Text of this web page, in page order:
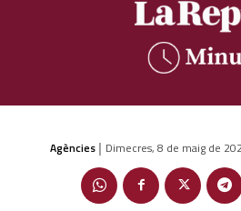
Agències | Dimecres, 8 de maig de